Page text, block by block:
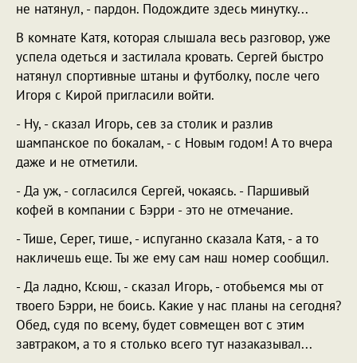
не натянул, - пардон. Подождите здесь минутку...
В комнате Катя, которая слышала весь разговор, уже
успела одеться и застилала кровать. Сергей быстро
натянул спортивные штаны и футболку, после чего
Игоря с Кирой пригласили войти.
- Ну, - сказал Игорь, сев за столик и разлив
шампанское по бокалам, - с Новым годом! А то вчера
даже и не отметили.
- Да уж, - согласился Сергей, чокаясь. - Паршивый
кофей в компании с Бэрри - это не отмечание.
- Тише, Серег, тише, - испуганно сказала Катя, - а то
накличешь еще. Ты же ему сам наш номер сообщил.
- Да ладно, Ксюш, - сказал Игорь, - отобьемся мы от
твоего Бэрри, не боись. Какие у нас планы на сегодня?
Обед, судя по всему, будет совмещен вот с этим
завтраком, а то я столько всего тут назаказывал...